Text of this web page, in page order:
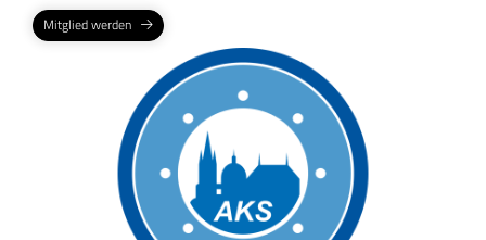
Mitglied werden